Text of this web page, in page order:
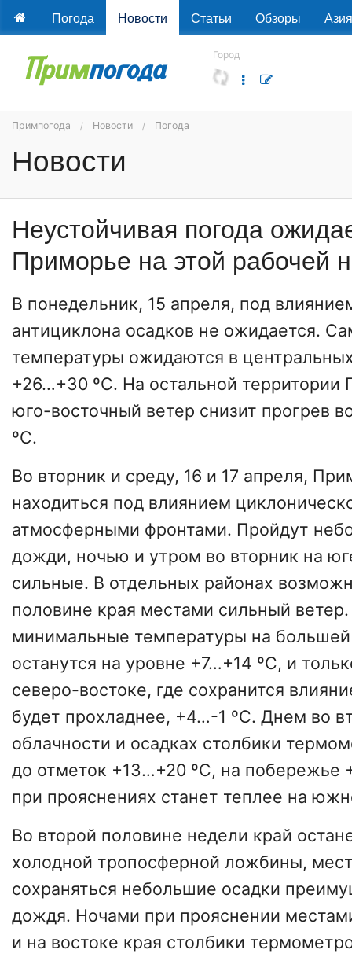
Погода Новости Статьи Обзоры Азия
Город
Примпогода Новости Погода
Новости
Неустойчивая погода
Приморье на этой рабочей
В понедельник, 15 апреля, под
антициклона осадков не ожидается.
температуры ожидаются в
+26…+30 ºС. На остальной
юго-восточный ветер снизит прогрев
ºС.
Во вторник и среду, 16 и 17 апреля,
находиться под влиянием
атмосферными фронтами. Пройдут
дожди, ночью и утром во вторник на
сильные. В отдельных районах
половине края местами сильный
минимальные температуры на большей
останутся на уровне +7…+14 ºС, и
северо-востоке, где сохранится
будет прохладнее, +4…-1 ºС. Днем во
облачности и осадках столбики
до отметок +13…+20 ºС, на побережье
при прояснениях станет теплее на
Во второй половине недели край
холодной тропосферной ложбины,
сохраняться небольшие осадки
дождя. Ночами при прояснении
и на востоке края столбики